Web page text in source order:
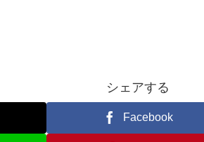
シェアする
Facebook